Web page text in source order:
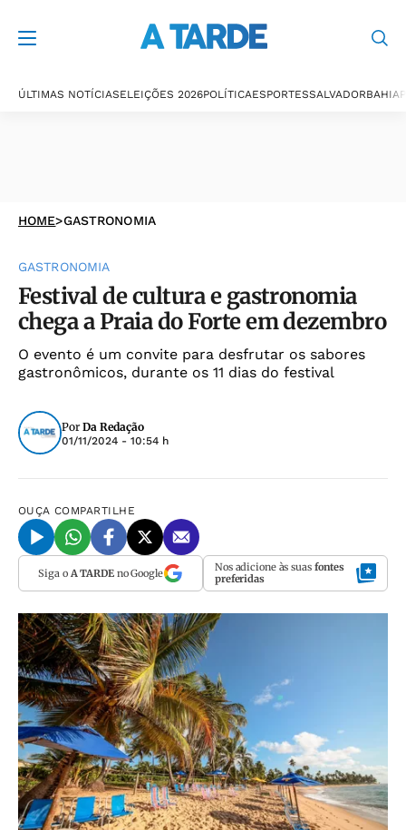
ÚLTIMAS NOTÍCIASELEIÇÕES 2026POLÍTICAESPORTESSALVADORBAHIA
HOME>GASTRONOMIA
GASTRONOMIA
Festival de cultura e gastronomia
chega a Praia do Forte em dezembro
O evento é um convite para desfrutar os sabores
gastronômicos, durante os 11 dias do festival
Por Da Redação
01/11/2024 - 10:54 h
OUÇA COMPARTILHE
Siga o A TARDEno Google Nos adicione às suas fontes
preferidas